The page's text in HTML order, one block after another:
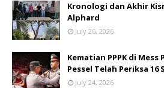
Kronologi dan Akhir
Alphard
July 26, 2026
Kematian PPPK di
Pessel Telah Periksa 16
July 24, 2026